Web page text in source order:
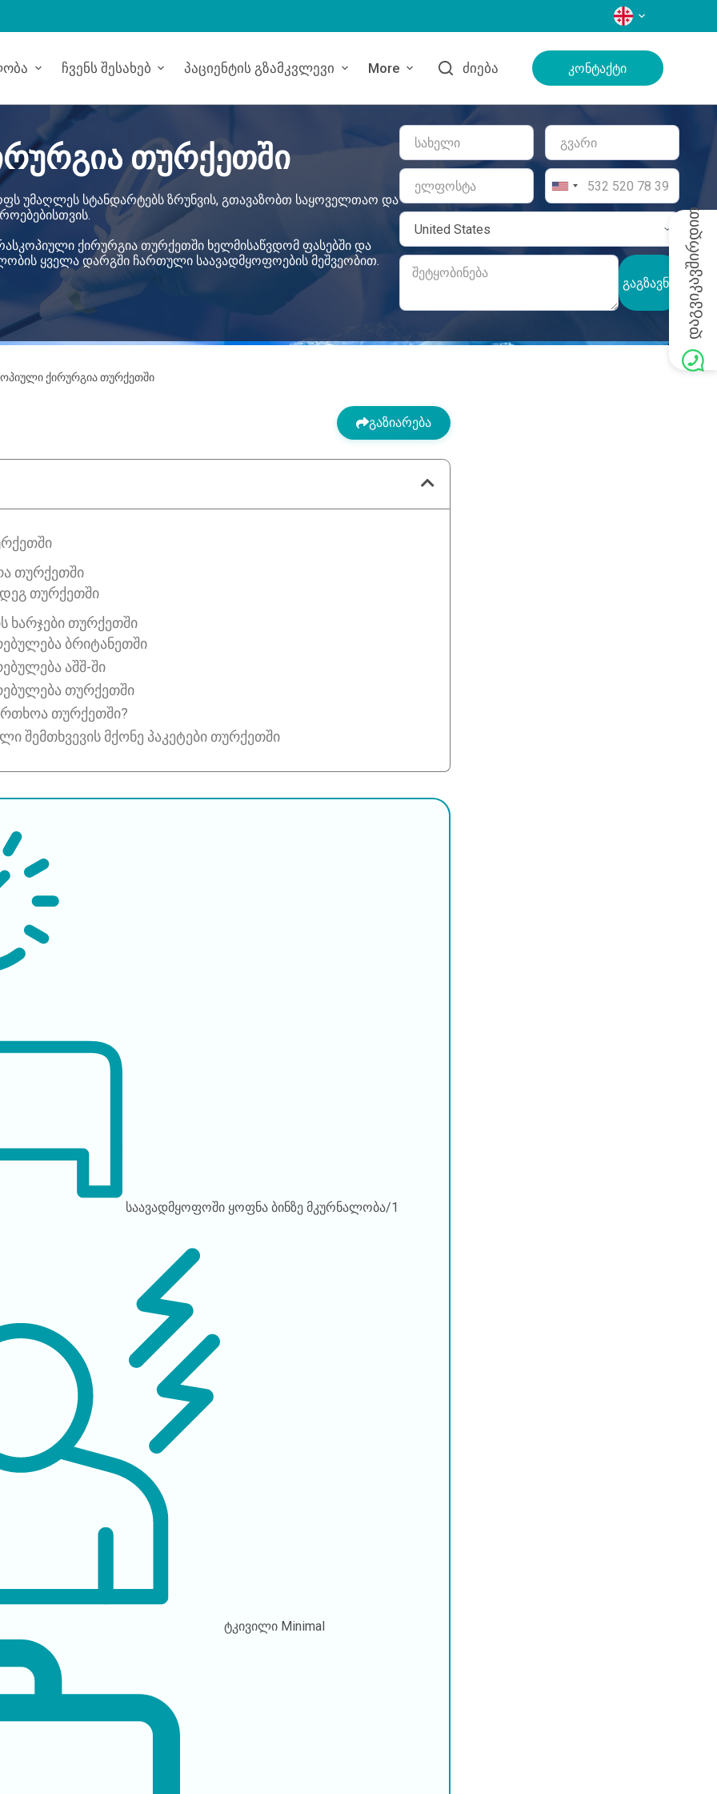
ᲔᲜᲔᲑᲘ
Ჩვენს Შესახებ Პაციენტის Გზამკვლევი More Ძიება Კონტაქტი
თურქეთში
უმაღლეს სტანდარტებს ზრუნვის, გთავაზობთ საყოველთაო და
ქირურგია თურქეთში ხელმისაწვდომ ფასებში და
ყველა დარგში ჩართული საავადმყოფოების მეშვეობით.
ᲒᲐᲒᲖᲐᲕᲜᲐ
ქირურგია თურქეთში
გაზიარება
ᲗᲣᲠᲥᲔᲗᲨᲘ
თურქეთში
ᲮᲐᲠᲯᲔᲑᲘ ᲗᲣᲠᲥᲔᲗᲨᲘ
ბრიტანეთში
აშშ-ში
თურქეთში
თურქეთში?
შემთხვევის მქონე პაკეტები თურქეთში
საავადმყოფოში ყოფნა ბინზე მკურნალობა/1
ტკივილი Minimal
დაგვიკავშირდით